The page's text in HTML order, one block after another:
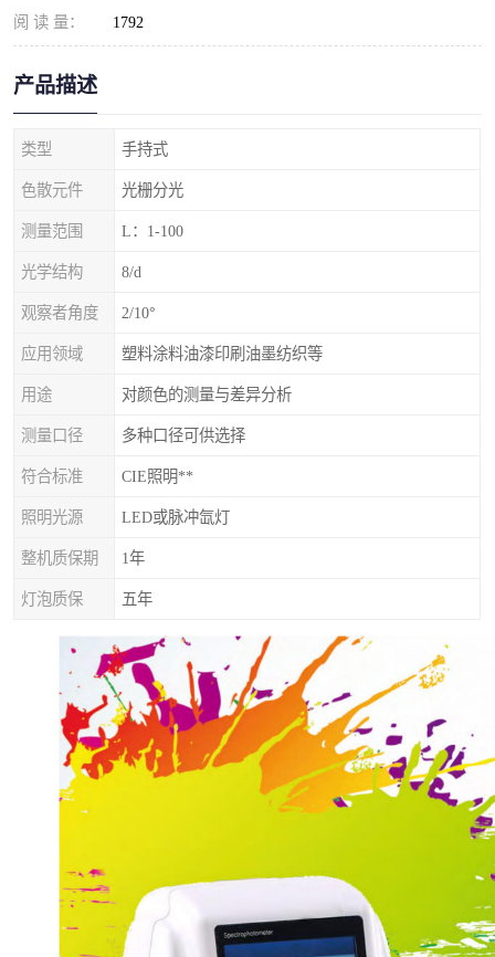
阅 读 量： 1792
产品描述
类型 手持式
色散元件 光栅分光
测量范围 L：1-100
光学结构 8/d
观察者角度 2/10°
应用领域 塑料涂料油漆印刷油墨纺织等
用途 对颜色的测量与差异分析
测量口径 多种口径可供选择
符合标准 CIE照明**
照明光源 LED或脉冲氙灯
整机质保期 1年
灯泡质保 五年